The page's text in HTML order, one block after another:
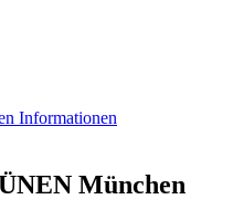
Informationen
München